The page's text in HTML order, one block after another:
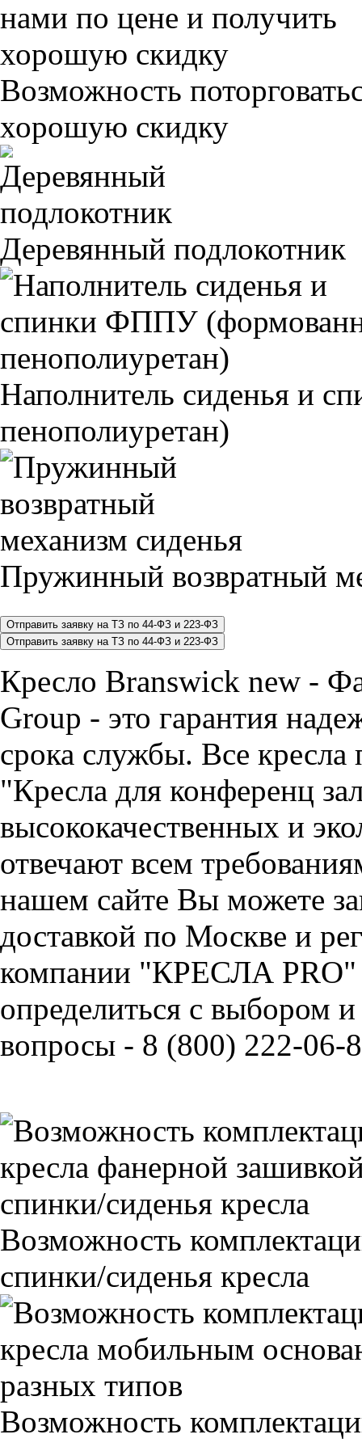
Возможность
хорошую скидку
Деревянный подлокотник
Наполнитель сиденья и
пенополиуретан)
Пружинный возвратный
Кресло Branswick new -
Group - это гарантия
срока службы. Все кресла
"Кресла для конференц
высококачественных и
отвечают всем
нашем сайте Вы можете
доставкой по Москве и
компании "КРЕСЛА PRO"
определиться с выбором
вопросы - 8 (800) 222-06-
Возможность
спинки/сиденья кресла
Возможность